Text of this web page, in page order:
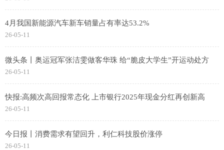
4月我国新能源汽车新车销量占有率达53.2%
26-05-11
微头条丨奥运冠军张洁雯做客华珠 给“脆皮大学生”开运动处方
26-05-11
快报:高频次高回报常态化 上市银行2025年现金分红再创新高
26-05-11
今日报丨消费需求有望回升，利仁科技股价涨停
26-05-11